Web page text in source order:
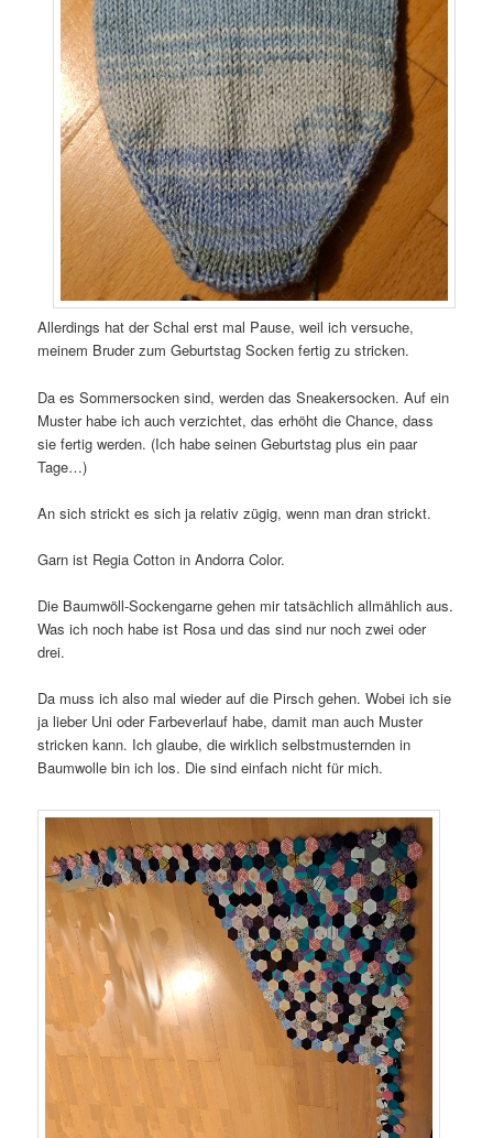
Allerdings hat der Schal erst mal Pause, weil ich versuche,
meinem Bruder zum Geburtstag Socken fertig zu stricken.
Da es Sommersocken sind, werden das Sneakersocken. Auf ein
Muster habe ich auch verzichtet, das erhöht die Chance, dass
sie fertig werden. (Ich habe seinen Geburtstag plus ein paar
Tage…)
An sich strickt es sich ja relativ zügig, wenn man dran strickt.
Garn ist Regia Cotton in Andorra Color.
Die Baumwöll-Sockengarne gehen mir tatsächlich allmählich aus.
Was ich noch habe ist Rosa und das sind nur noch zwei oder
drei.
Da muss ich also mal wieder auf die Pirsch gehen. Wobei ich sie
ja lieber Uni oder Farbeverlauf habe, damit man auch Muster
stricken kann. Ich glaube, die wirklich selbstmusternden in
Baumwolle bin ich los. Die sind einfach nicht für mich.